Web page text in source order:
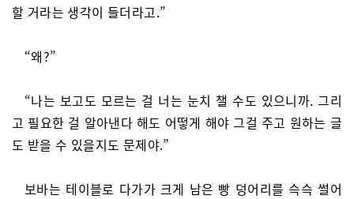
할 거라는 생각이 들더라고.”
“왜?”
“나는 보고도 모르는 걸 너는 눈치 챌 수도 있으니까. 그리
고 필요한 걸 알아낸다 해도 어떻게 해야 그걸 주고 원하는 글
도 받을 수 있을지도 문제야.”
보바는 테이블로 다가가 크게 남은 빵 덩어리를 슥슥 썰어